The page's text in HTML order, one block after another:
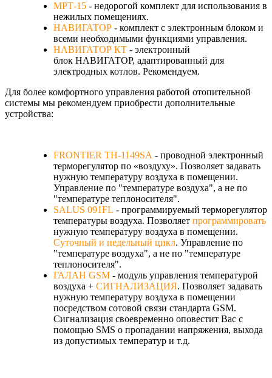
МРТ-15 - недорогой комплект для использования в
нежилых помещениях.
НАВИГАТОР - комплект с электронным блоком и
всеми необходимыми функциями управления.
НАВИГАТОР КТ - электронный
блок НАВИГАТОР, адаптированный для
электродных котлов. Рекомендуем.
Для более комфортного управления работой отопительной
системы мы рекомендуем приобрести дополнительные
устройства:
FRONTIER TH-1149SA - проводной электронный
терморегулятор по «воздуху». Позволяет задавать
нужную температуру воздуха в помещении.
Управление по "температуре воздуха", а не по
"температуре теплоносителя".
SALUS 091FL - программируемый терморегулятор
температуры воздуха. Позволяет программировать
нужную температуру воздуха в помещении.
Суточный и недельный цикл. Управление по
"температуре воздуха", а не по "температуре
теплоносителя".
ГАЛАН GSM - модуль управления температурой
воздуха + СИГНАЛИЗАЦИЯ. Позволяет задавать
нужную температуру воздуха в помещении
посредством сотовой связи стандарта GSM.
Сигнализация своевременно оповестит Вас с
помощью SMS о пропадании напряжения, выхода
из допустимых температур и т.д.